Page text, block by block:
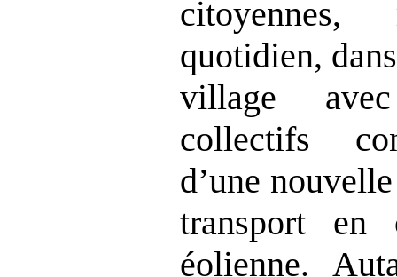
quotidien,
village
collectifs
d’une
transport en
éolienne.